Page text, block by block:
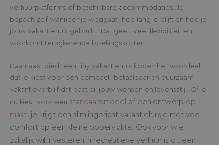
verhuurplatforms of beschikbare accommodaties. Je
bepaalt zelf wanneer je weggaat, hoe lang je blijft en hoe je
jouw vakantiehuis gebruikt. Dat geeft veel flexibiliteit en
voorkomt terugkerende boekingskosten.
Daarnaast biedt een tiny vakantiehuis kopen het voordeel
dat je kiest voor een compact, betaalbaar en duurzaam
vakantieverblijf dat past bij jouw wensen en levensstijl. Of je
nu kiest voor een standaardmodel of een ontwerp op
maat, je krijgt een slim ingericht vakantiehuisje met veel
comfort op een kleine oppervlakte. Ook voor wie
zakelijk wil investeren in recreatieve verhuur is dit een